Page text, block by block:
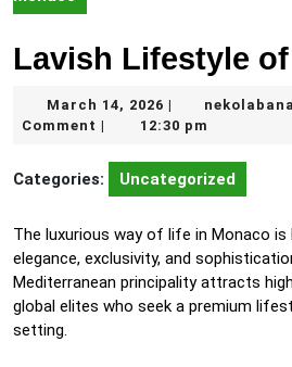
Lavish Lifestyle
March 14, 2026 March
14,
Comment
12:30 pm
Categories: Uncategorized
The luxurious way of life in Monaco
elegance, exclusivity, and
Mediterranean principality attracts
global elites who seek a premium
setting.